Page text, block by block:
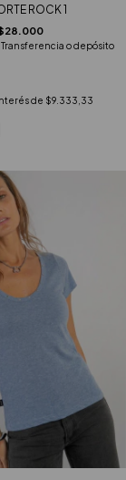
ROCK 1
Transferencia o depósito
de $9.333,33